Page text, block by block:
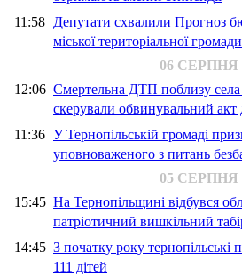
11:58 Депутати схвалили Прогноз
міської територіальної
06 СЕРПНЯ
12:06 Смертельна ДТП поблизу села
скерували обвинувальний акт
11:36 У Тернопільській громаді
уповноваженого з питань
05 СЕРПНЯ
15:45 На Тернопільщині відбувся
патріотичний вишкільний
14:45 З початку року тернопільські
111 дітей